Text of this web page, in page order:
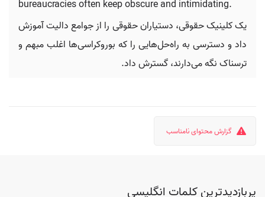
bureaucracies often keep obscure and intimidating.
یک کلینیک حقوقی، دستیاران حقوقی را از جوامع دالیت آموزش
داد و دسترسی به راه‌حل‌هایی را که بوروکراسی‌ها اغلب مبهم و
ترسناک نگه می‌دارند، گسترش داد.
گزارش محتوای نامناسب
پربازدیدترین کلمات انگلیسی